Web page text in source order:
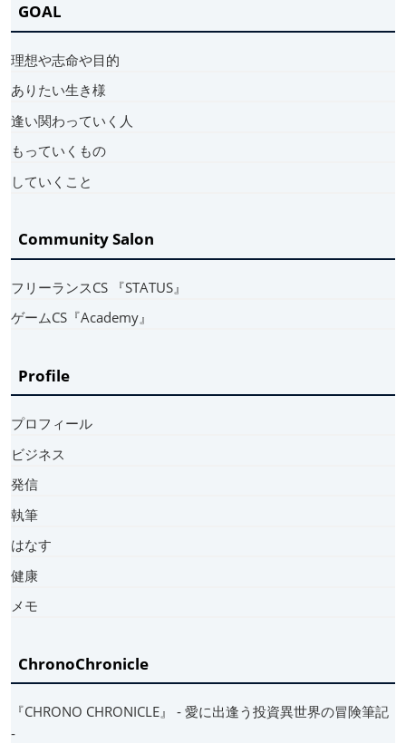
GOAL
理想や志命や目的
ありたい生き様
逢い関わっていく人
もっていくもの
していくこと
Community Salon
フリーランスCS 『STATUS』
ゲームCS『Academy』
Profile
プロフィール
ビジネス
発信
執筆
はなす
健康
メモ
ChronoChronicle
『CHRONO CHRONICLE』 ‐ 愛に出逢う投資異世界の冒険筆記
‐